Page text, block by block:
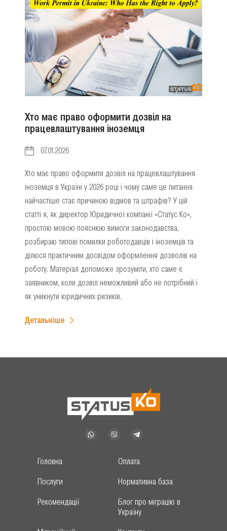
Хто має право оформити дозвіл на
працевлаштування іноземця
07.01.2026
Хто має право оформити дозвіл на працевлаштування
іноземця в Україні у 2026 році і чому саме це питання
найчастіше стає причиною відмов та штрафів? У цій
статті я, як директор Юридичної компанії «Статус Ко»,
простою мовою пояснюю вимоги законодавства,
розбираю типові помилки роботодавців і іноземців та
ділюся практичним досвідом оформлення дозволів на
роботу. Матеріал допоможе зрозуміти, хто саме є
заявником, коли дозвіл неможливий або не потрібний і
як уникнути юридичних ризиків.
Детальніше
Головна
Оплата
Послуги
Нормативна база
Рекомендації
Блог про міграцію в
Україну